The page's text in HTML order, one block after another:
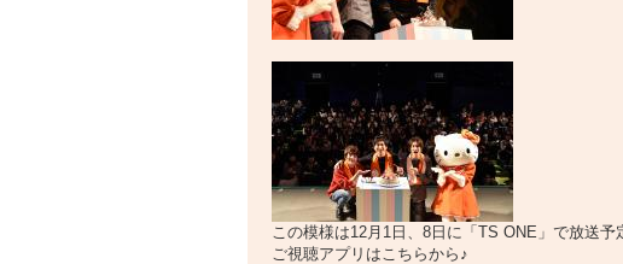
この模様は12月1日、8日に「TS ONE」で放送予
ご視聴アプリはこちらから♪